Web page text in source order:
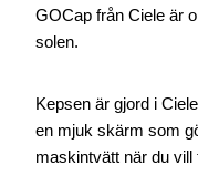
GOCap från Ciele är
solen.
Kepsen är gjord i
en mjuk skärm som
maskintvätt när du vill